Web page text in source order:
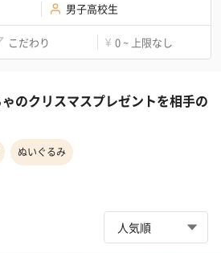
男子高校生
こだわり ¥ 0 ~ 上限なし
のクリスマスプレゼントを相手の
ぬいぐるみ